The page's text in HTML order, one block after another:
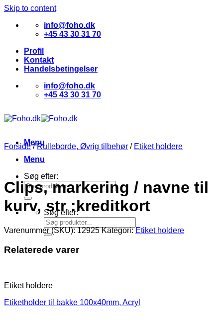
Skip to content
info@foho.dk
+45 43 30 31 70
Profil
Kontakt
Handelsbetingelser
info@foho.dk
+45 43 30 31 70
Menu
Menu
Søg efter:
Søg efter:
Forside / Rulleborde, Øvrig tilbehør / Etiket holdere
Clips, markering / navne til
kurv, str :kreditkort
Varenummer (SKU):12925 Kategori:Etiket holdere
Relaterede varer
Etiket holdere
Etiketholder til bakke 100x40mm, Acryl